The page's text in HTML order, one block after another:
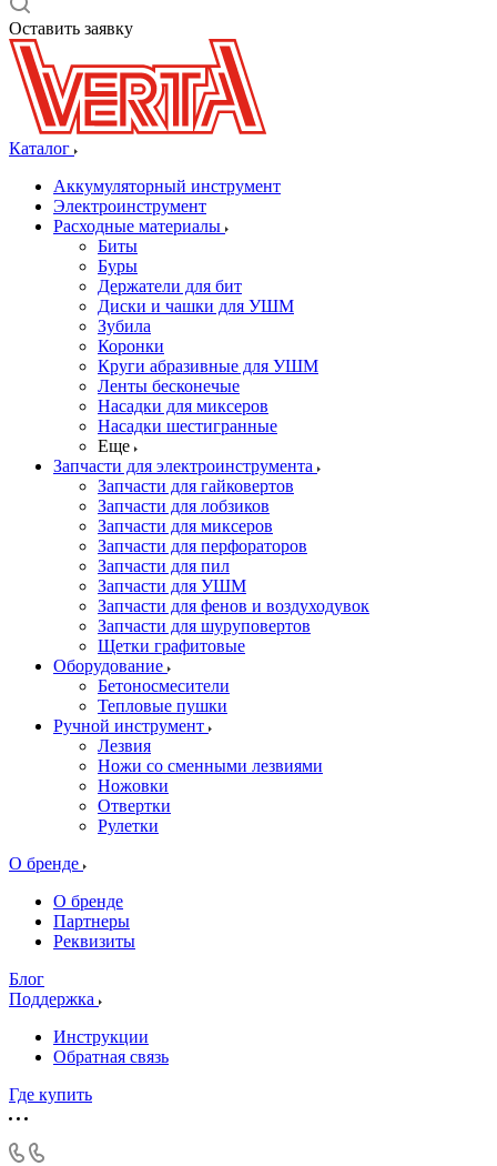
Оставить заявку
Каталог
Аккумуляторный инструмент
Электроинструмент
Расходные материалы
Биты
Буры
Держатели для бит
Диски и чашки для УШМ
Зубила
Коронки
Круги абразивные для УШМ
Ленты бесконечые
Насадки для миксеров
Насадки шестигранные
Еще
Запчасти для электроинструмента
Запчасти для гайковертов
Запчасти для лобзиков
Запчасти для миксеров
Запчасти для перфораторов
Запчасти для пил
Запчасти для УШМ
Запчасти для фенов и воздуходувок
Запчасти для шуруповертов
Щетки графитовые
Оборудование
Бетоносмесители
Тепловые пушки
Ручной инструмент
Лезвия
Ножи со сменными лезвиями
Ножовки
Отвертки
Рулетки
О бренде
О бренде
Партнеры
Реквизиты
Блог
Поддержка
Инструкции
Обратная связь
Где купить